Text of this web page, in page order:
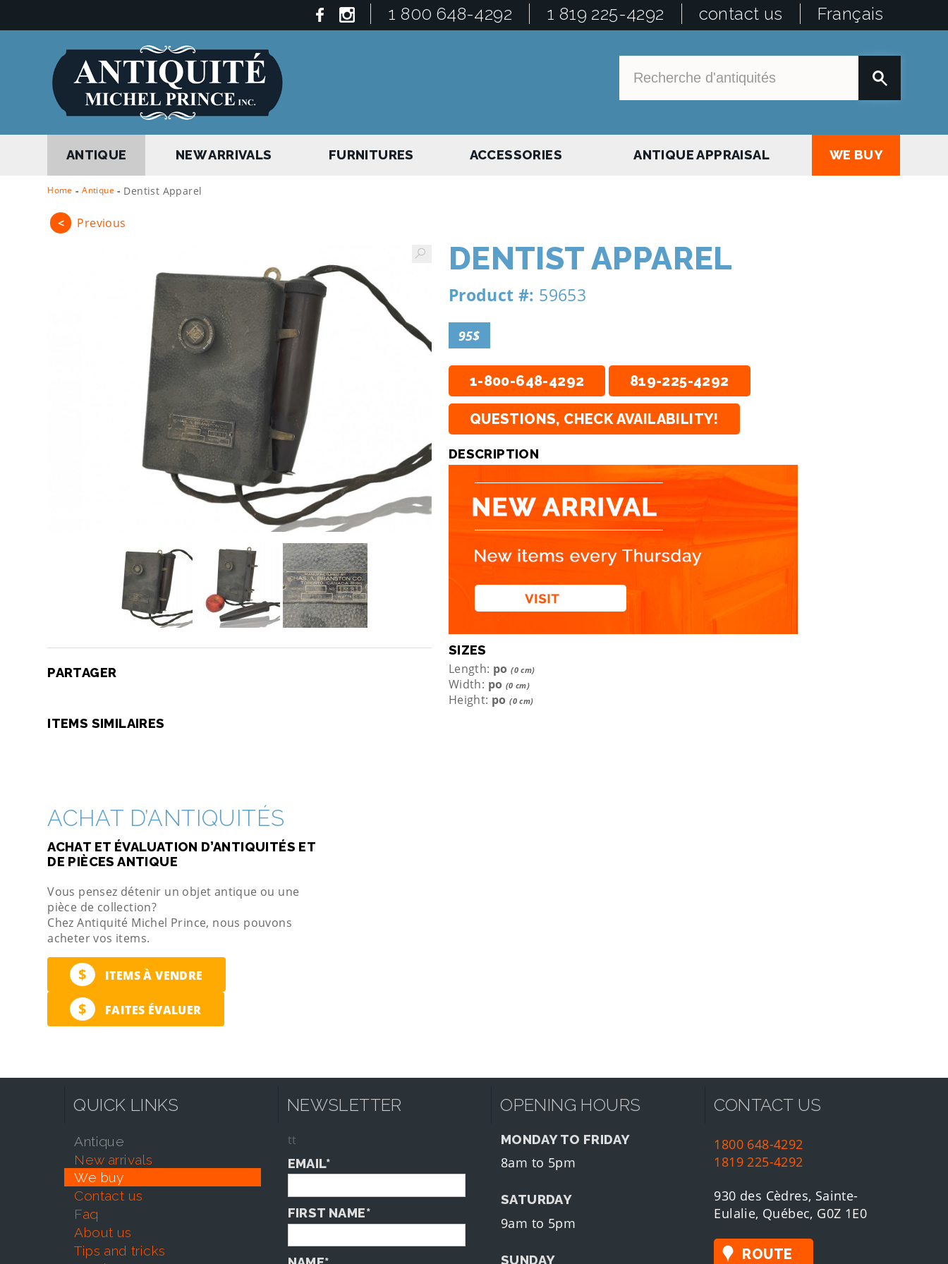
1 800 648-4292 1 819 225-4292 contact us Français
ANTIQUE NEW ARRIVALS FURNITURES ACCESSORIES ANTIQUE APPRAISAL WE BUY
Home - Antique - Dentist Apparel
< Previous
PARTAGER
DENTIST APPAREL
Product #: 59653
95$
1-800-648-4292 819-225-4292
QUESTIONS, CHECK AVAILABILITY!
DESCRIPTION
SIZES
Length: po(0 cm)
Width: po (0 cm)
Height: po(0 cm)
ITEMS SIMILAIRES
ACHAT D’ANTIQUITÉS
ACHAT ET ÉVALUATION D’ANTIQUITÉS ET
DE PIÈCES ANTIQUE
Vous pensez détenir un objet antique ou une
pièce de collection?
Chez Antiquité Michel Prince, nous pouvons
acheter vos items.
$ ITEMS À VENDRE
$ FAITES ÉVALUER
QUICK LINKS
antique
new arrivals
we buy
contact us
faq
about us
tips and tricks
NEWSLETTER
tt
EMAIL*
FIRST NAME*
OPENING HOURS
MONDAY TO FRIDAY
8am to 5pm
SATURDAY
9am to 5pm
SUNDAY
CONTACT US
1800 648-4292
1819 225-4292
930 des Cèdres, Sainte-
Eulalie, Québec, G0Z 1E0
ROUTE